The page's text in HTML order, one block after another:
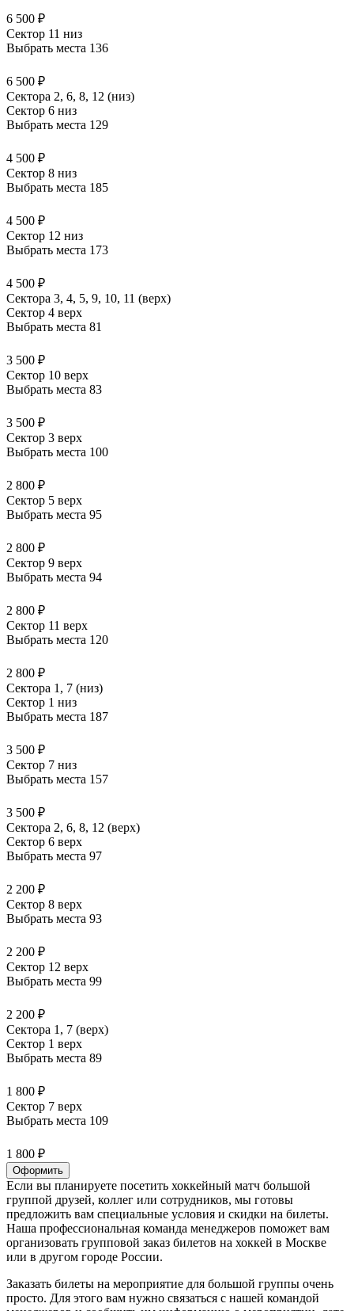
6 500 ₽
Сектор 11 низ
Выбрать места 136
6 500 ₽
Сектора 2, 6, 8, 12 (низ)
Сектор 6 низ
Выбрать места 129
4 500 ₽
Сектор 8 низ
Выбрать места 185
4 500 ₽
Сектор 12 низ
Выбрать места 173
4 500 ₽
Сектора 3, 4, 5, 9, 10, 11 (верх)
Сектор 4 верх
Выбрать места 81
3 500 ₽
Сектор 10 верх
Выбрать места 83
3 500 ₽
Сектор 3 верх
Выбрать места 100
2 800 ₽
Сектор 5 верх
Выбрать места 95
2 800 ₽
Сектор 9 верх
Выбрать места 94
2 800 ₽
Сектор 11 верх
Выбрать места 120
2 800 ₽
Сектора 1, 7 (низ)
Сектор 1 низ
Выбрать места 187
3 500 ₽
Сектор 7 низ
Выбрать места 157
3 500 ₽
Сектора 2, 6, 8, 12 (верх)
Сектор 6 верх
Выбрать места 97
2 200 ₽
Сектор 8 верх
Выбрать места 93
2 200 ₽
Сектор 12 верх
Выбрать места 99
2 200 ₽
Сектора 1, 7 (верх)
Сектор 1 верх
Выбрать места 89
1 800 ₽
Сектор 7 верх
Выбрать места 109
1 800 ₽
Оформить
Если вы планируете посетить хоккейный матч большой
группой друзей, коллег или сотрудников, мы готовы
предложить вам специальные условия и скидки на билеты.
Наша профессиональная команда менеджеров поможет вам
организовать групповой заказ билетов на хоккей в Москве
или в другом городе России.
Заказать билеты на мероприятие для большой группы очень
просто. Для этого вам нужно связаться с нашей командой